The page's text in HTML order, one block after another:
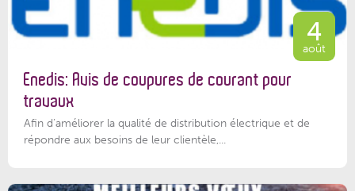
4
août
Enedis: Avis de coupures de courant pour
travaux
Afin d’améliorer la qualité de distribution électrique et de
répondre aux besoins de leur clientèle,...